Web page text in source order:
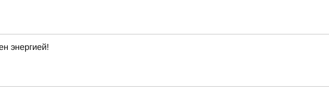
энергией!